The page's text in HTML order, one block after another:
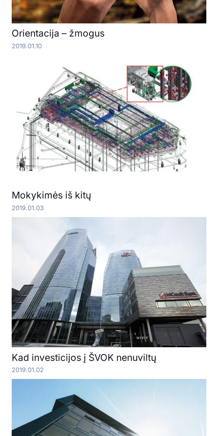
Orientacija – žmogus
2019.01.10
Mokykimės iš kitų
2019.01.03
Kad investicijos į ŠVOK nenuviltų
2019.01.02